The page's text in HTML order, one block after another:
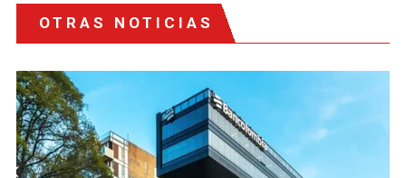
OTRAS NOTICIAS